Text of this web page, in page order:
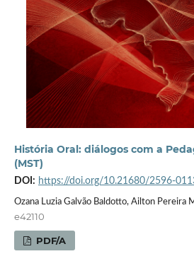
História Oral: diálogos com a
(MST)
DOI: https://doi.org/10.21680/2596-
Ozana Luzia Galvão Baldotto, Ailton Pereira
e42110
PDF/A